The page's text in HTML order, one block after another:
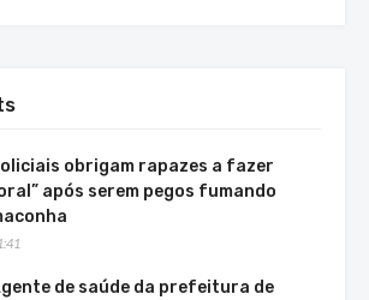
obrigam rapazes a fazer
após serem pegos fumando
de saúde da prefeitura de